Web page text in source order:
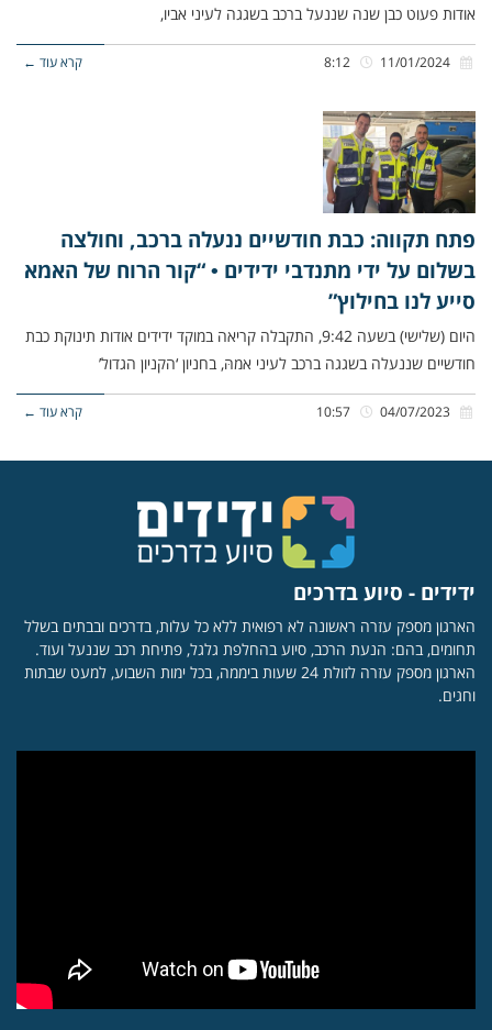
אודות פעוט כבן שנה שננעל ברכב בשגגה לעיני אביו,
קרא עוד ←
פתח תקווה: כבת חודשיים ננעלה ברכב, וחולצה
בשלום על ידי מתנדבי ידידים • “קור הרוח של האמא
סייע לנו בחילוץ”
היום (שלישי) בשעה 9:42, התקבלה קריאה במוקד ידידים אודות תינוקת כבת
חודשיים שננעלה בשגגה ברכב לעיני אמהּ, בחניון ‘הקניון הגדול’
קרא עוד ←
ידידים - סיוע בדרכים
הארגון מספק עזרה ראשונה לא רפואית ללא כל עלות, בדרכים ובבתים בשלל
תחומים, בהם: הנעת הרכב, סיוע בהחלפת גלגל, פתיחת רכב שננעל ועוד.
הארגון מספק עזרה לזולת 24 שעות ביממה, בכל ימות השבוע, למעט שבתות
וחגים.